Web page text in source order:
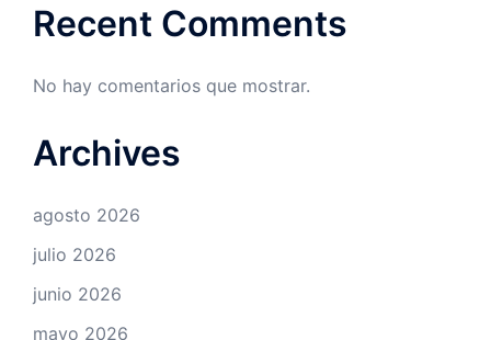
Recent Comments
No hay comentarios que mostrar.
Archives
agosto 2026
julio 2026
junio 2026
mayo 2026